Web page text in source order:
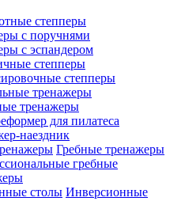
степперы
с поручнями
с эспандером
степперы
степперы
тренажеры
для пилатеса
наездник
Гребные тренажеры
гребные
Инверсионные